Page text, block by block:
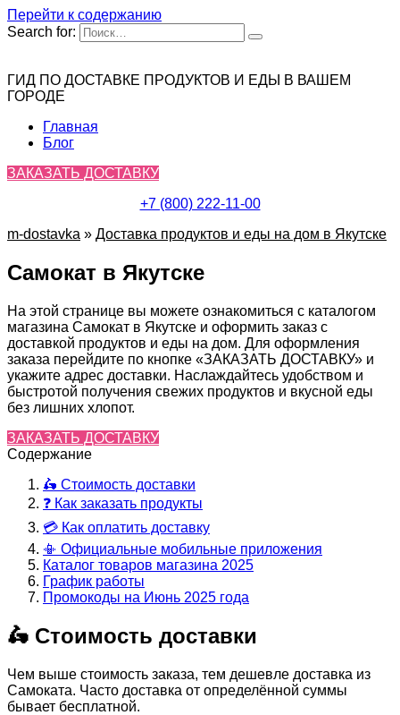
Перейти к содержанию
Search for:
ГИД ПО ДОСТАВКЕ ПРОДУКТОВ И ЕДЫ В ВАШЕМ
ГОРОДЕ
Главная
Блог
ЗАКАЗАТЬ ДОСТАВКУ
+7 (800) 222-11-00
m-dostavka » Доставка продуктов и еды на дом в Якутске
Самокат в Якутске
На этой странице вы можете ознакомиться с каталогом
магазина Самокат в Якутске и оформить заказ с
доставкой продуктов и еды на дом. Для оформления
заказа перейдите по кнопке «ЗАКАЗАТЬ ДОСТАВКУ» и
укажите адрес доставки. Наслаждайтесь удобством и
быстротой получения свежих продуктов и вкусной еды
без лишних хлопот.
ЗАКАЗАТЬ ДОСТАВКУ
Содержание
🛵 Стоимость доставки
❓ Как заказать продукты
💳 Как оплатить доставку
📳 Официальные мобильные приложения
Каталог товаров магазина 2025
График работы
Промокоды на Июнь 2025 года
🛵 Стоимость доставки
Чем выше стоимость заказа, тем дешевле доставка из
Самоката. Часто доставка от определённой суммы
бывает бесплатной.